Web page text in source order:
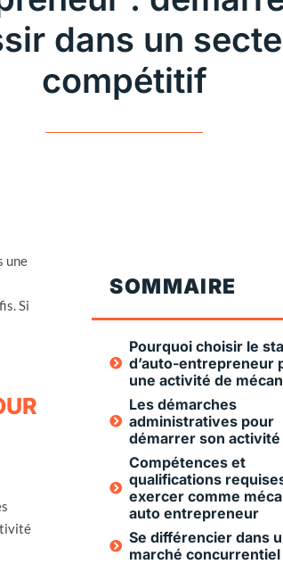
dans un
compétitif
une
Si
SOMMAIRE
Pourquoi choisir le
d’auto-entrepreneur
une activité de
Les démarches
administratives pour
démarrer son activité
Compétences et
qualifications
exercer comme
auto entrepreneur
Se différencier dans
marché concurrentiel